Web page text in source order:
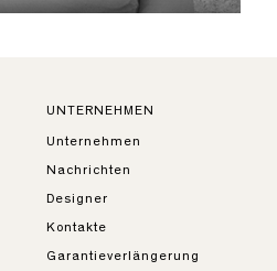
UNTERNEHMEN
Unternehmen
Nachrichten
Designer
Kontakte
Garantieverlängerung